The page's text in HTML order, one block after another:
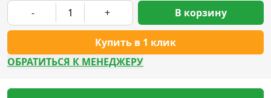
- +
Купить в 1 клик
В корзину
ОБРАТИТЬСЯ К МЕНЕДЖЕРУ